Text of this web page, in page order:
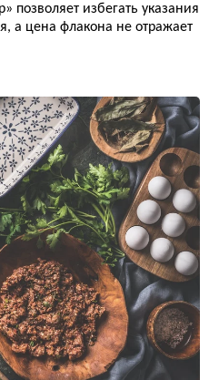
позволяет избегать указания
а цена флакона не отражает